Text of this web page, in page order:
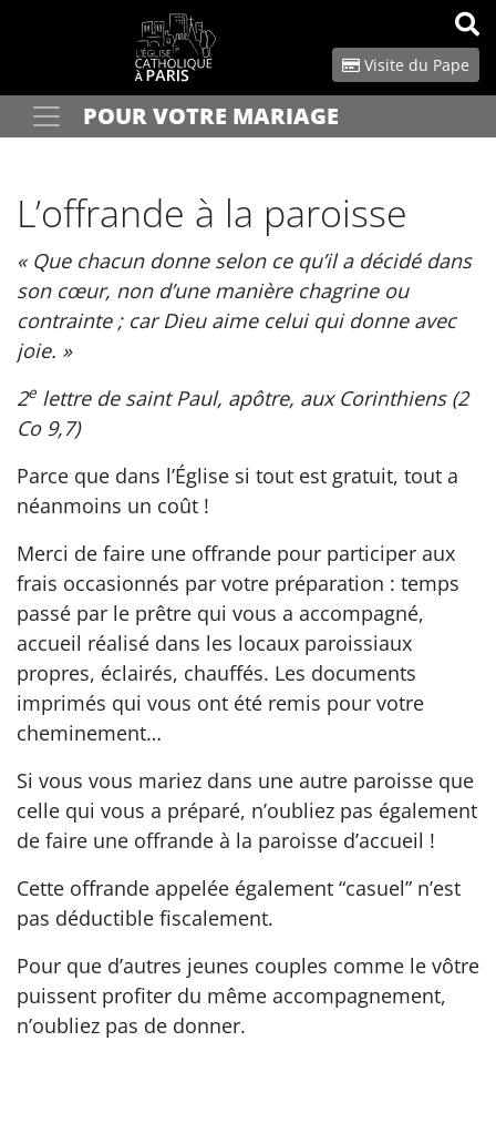
Visite du Pape
Votre recherchePOUR VOTRE MARIAGE
L’offrande à la paroisse
« Que chacun donne selon ce qu’il a décidé dans
son cœur, non d’une manière chagrine ou
contrainte ; car Dieu aime celui qui donne avec
joie. »
2e lettre de saint Paul, apôtre, aux Corinthiens (2
Co 9,7)
Parce que dans l’Église si tout est gratuit, tout a
néanmoins un coût !
Merci de faire une offrande pour participer aux
frais occasionnés par votre préparation : temps
passé par le prêtre qui vous a accompagné,
accueil réalisé dans les locaux paroissiaux
propres, éclairés, chauffés. Les documents
imprimés qui vous ont été remis pour votre
cheminement…
Si vous vous mariez dans une autre paroisse que
celle qui vous a préparé, n’oubliez pas également
de faire une offrande à la paroisse d’accueil !
Cette offrande appelée également “casuel” n’est
pas déductible fiscalement.
Pour que d’autres jeunes couples comme le vôtre
puissent profiter du même accompagnement,
n’oubliez pas de donner.
Panneau de gestion des cookies